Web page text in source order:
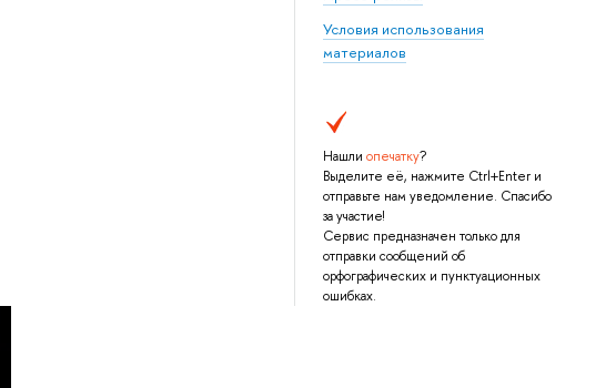
Условия использования
материалов
Нашли опечатку?
Выделите её, нажмите Ctrl+Enter и
отправьте нам уведомление. Спасибо
за участие!
Сервис предназначен только для
отправки сообщений об
орфографических и пунктуационных
ошибках.